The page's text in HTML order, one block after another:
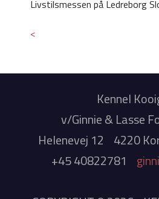
Livstilsmessen på Ledreborg
<
Kennel
v/Ginnie & Lasse
Helenevej 12
4220
+45 40822781